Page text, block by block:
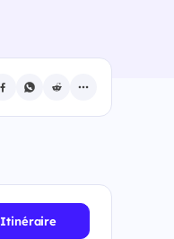
Itinéraire